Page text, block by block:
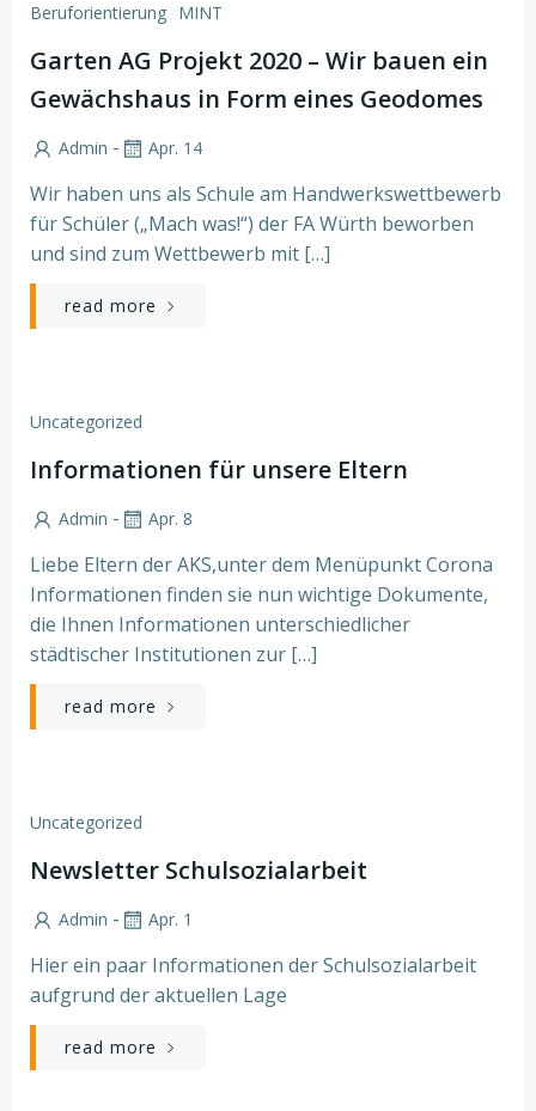
Beruforientierung MINT
Garten AG Projekt 2020 – Wir bauen ein
Gewächshaus in Form eines Geodomes
Admin - Apr. 14
Wir haben uns als Schule am Handwerkswettbewerb
für Schüler („Mach was!“) der FA Würth beworben
und sind zum Wettbewerb mit […]
read more
Uncategorized
Informationen für unsere Eltern
Admin - Apr. 8
Liebe Eltern der AKS,unter dem Menüpunkt Corona
Informationen finden sie nun wichtige Dokumente,
die Ihnen Informationen unterschiedlicher
städtischer Institutionen zur […]
read more
Uncategorized
Newsletter Schulsozialarbeit
Admin - Apr. 1
Hier ein paar Informationen der Schulsozialarbeit
aufgrund der aktuellen Lage
read more